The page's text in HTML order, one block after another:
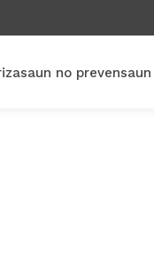
no prevensaun